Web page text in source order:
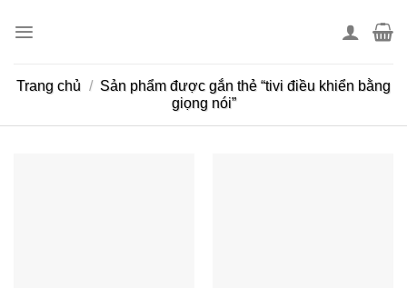
Trang chủ / Sản phẩm được gắn thẻ “tivi điều khiển bằng
giọng nói”